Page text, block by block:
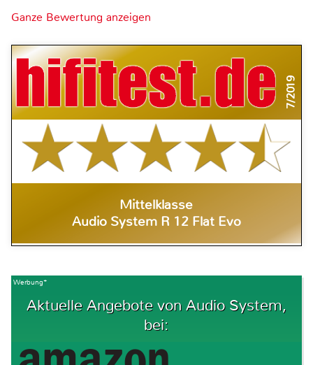
Ganze Bewertung anzeigen
7/2019
Mittelklasse
Audio System R 12 Flat Evo
Werbung*
Aktuelle Angebote von Audio System,
bei: